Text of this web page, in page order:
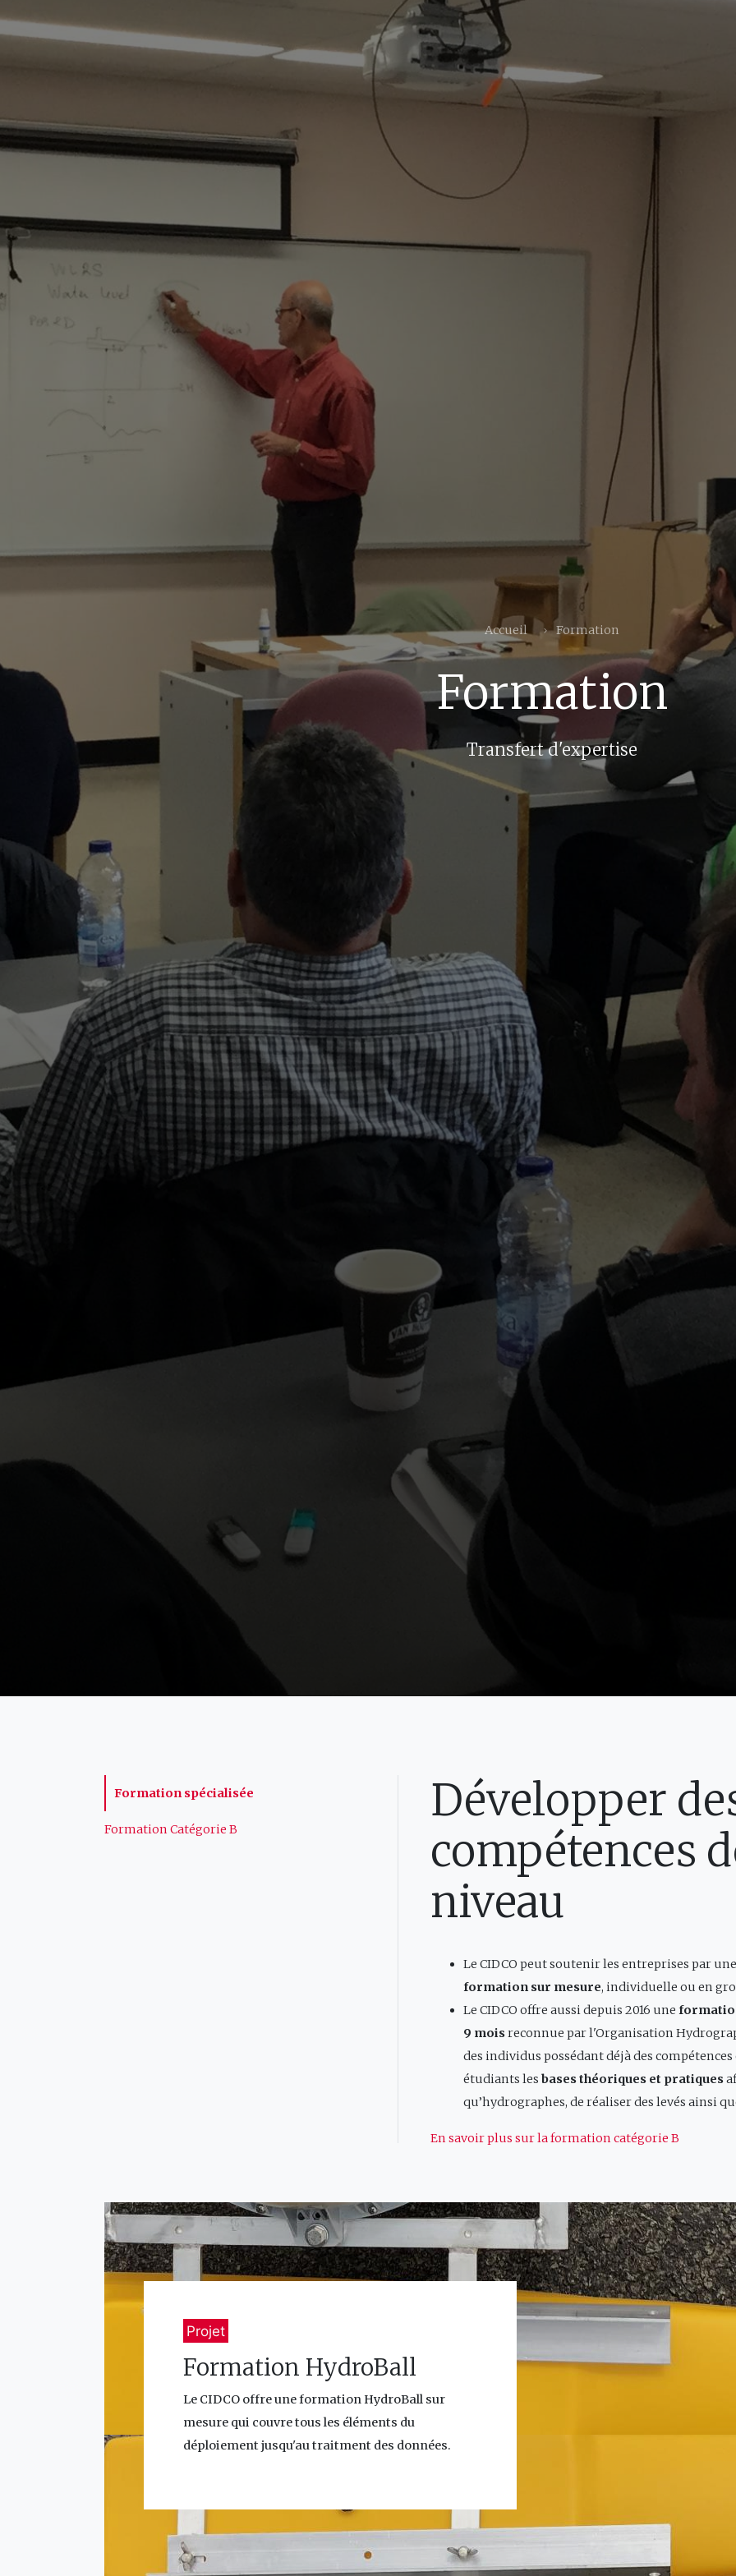
Accueil Formation
Formation
Transfert d'expertise
Navigation
principale
Formation spécialisée
Formation Catégorie B
Développer
compétences
niveau
Le CIDCO peut soutenir les entreprises par
formation sur mesure, individuelle ou en
Le CIDCO offre aussi depuis 2016 une
9 moisreconnue par l'Organisation
des individus possédant déjà des
étudiants lesbases théoriques et pratiques
qu’hydrographes, de réaliser des levés ainsi
En savoir plus sur la formation catégorie B
Projet
Formation HydroBall
Le CIDCO offre une formation HydroBall sur
mesure qui couvre tous les éléments du
déploiement jusqu'au traitment des données.